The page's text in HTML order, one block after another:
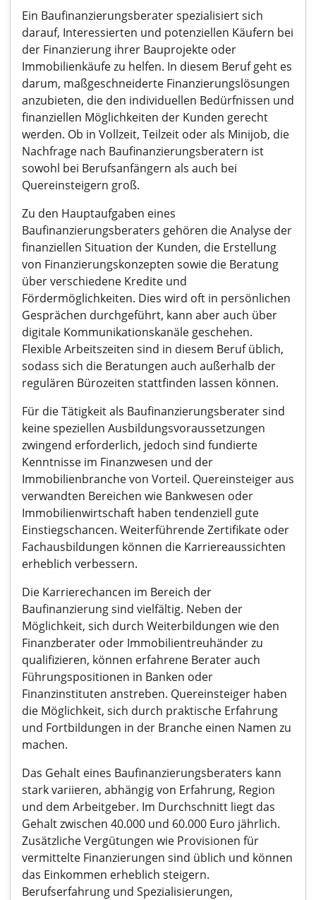
Ein Baufinanzierungsberater spezialisiert sich
darauf, Interessierten und potenziellen Käufern bei
der Finanzierung ihrer Bauprojekte oder
Immobilienkäufe zu helfen. In diesem Beruf geht es
darum, maßgeschneiderte Finanzierungslösungen
anzubieten, die den individuellen Bedürfnissen und
finanziellen Möglichkeiten der Kunden gerecht
werden. Ob in Vollzeit, Teilzeit oder als Minijob, die
Nachfrage nach Baufinanzierungsberatern ist
sowohl bei Berufsanfängern als auch bei
Quereinsteigern groß.
Zu den Hauptaufgaben eines
Baufinanzierungsberaters gehören die Analyse der
finanziellen Situation der Kunden, die Erstellung
von Finanzierungskonzepten sowie die Beratung
über verschiedene Kredite und
Fördermöglichkeiten. Dies wird oft in persönlichen
Gesprächen durchgeführt, kann aber auch über
digitale Kommunikationskanäle geschehen.
Flexible Arbeitszeiten sind in diesem Beruf üblich,
sodass sich die Beratungen auch außerhalb der
regulären Bürozeiten stattfinden lassen können.
Für die Tätigkeit als Baufinanzierungsberater sind
keine speziellen Ausbildungsvoraussetzungen
zwingend erforderlich, jedoch sind fundierte
Kenntnisse im Finanzwesen und der
Immobilienbranche von Vorteil. Quereinsteiger aus
verwandten Bereichen wie Bankwesen oder
Immobilienwirtschaft haben tendenziell gute
Einstiegschancen. Weiterführende Zertifikate oder
Fachausbildungen können die Karriereaussichten
erheblich verbessern.
Die Karrierechancen im Bereich der
Baufinanzierung sind vielfältig. Neben der
Möglichkeit, sich durch Weiterbildungen wie den
Finanzberater oder Immobilientreuhänder zu
qualifizieren, können erfahrene Berater auch
Führungspositionen in Banken oder
Finanzinstituten anstreben. Quereinsteiger haben
die Möglichkeit, sich durch praktische Erfahrung
und Fortbildungen in der Branche einen Namen zu
machen.
Das Gehalt eines Baufinanzierungsberaters kann
stark variieren, abhängig von Erfahrung, Region
und dem Arbeitgeber. Im Durchschnitt liegt das
Gehalt zwischen 40.000 und 60.000 Euro jährlich.
Zusätzliche Vergütungen wie Provisionen für
vermittelte Finanzierungen sind üblich und können
das Einkommen erheblich steigern.
Berufserfahrung und Spezialisierungen,